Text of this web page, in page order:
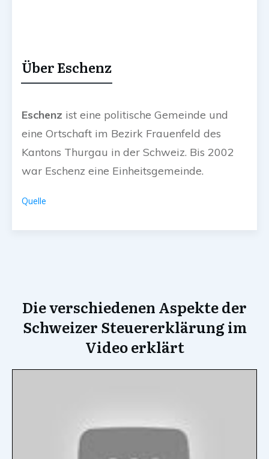
Über Eschenz
Eschenz ist eine politische Gemeinde und
eine Ortschaft im Bezirk Frauenfeld des
Kantons Thurgau in der Schweiz. Bis 2002
war Eschenz eine Einheitsgemeinde.
Quelle
Die verschiedenen Aspekte der
Schweizer Steuererklärung im
Video erklärt